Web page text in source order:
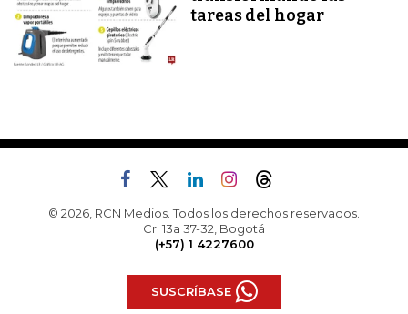
tareas del hogar
© 2026, RCN Medios. Todos los derechos reservados.
Cr. 13a 37-32, Bogotá
(+57) 1 4227600
SUSCRÍBASE